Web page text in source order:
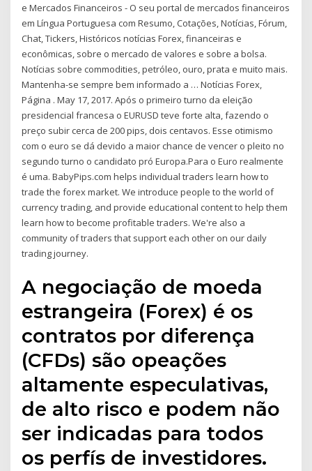
e Mercados Financeiros - O seu portal de mercados financeiros
em Língua Portuguesa com Resumo, Cotações, Notícias, Fórum,
Chat, Tickers, Históricos notícias Forex, financeiras e
econômicas, sobre o mercado de valores e sobre a bolsa.
Notícias sobre commodities, petróleo, ouro, prata e muito mais.
Mantenha-se sempre bem informado a … Notícias Forex,
Página . May 17, 2017. Após o primeiro turno da eleição
presidencial francesa o EURUSD teve forte alta, fazendo o
preço subir cerca de 200 pips, dois centavos. Esse otimismo
com o euro se dá devido a maior chance de vencer o pleito no
segundo turno o candidato pró Europa.Para o Euro realmente
é uma. BabyPips.com helps individual traders learn how to
trade the forex market. We introduce people to the world of
currency trading, and provide educational content to help them
learn how to become profitable traders. We're also a
community of traders that support each other on our daily
trading journey.
A negociação de moeda
estrangeira (Forex) é os
contratos por diferença
(CFDs) são opeações
altamente especulativas,
de alto risco e podem não
ser indicadas para todos
os perfís de investidores.